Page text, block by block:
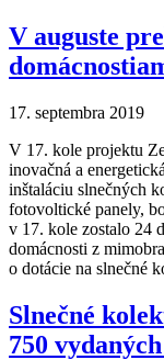
V auguste
17. septembra 2019
V 17. kole projektu
inovačná a
inštaláciu slnečných
fotovoltické panely,
v 17. kole zostalo 24
domácnosti z
o dotácie na slnečné
Slnečné
750